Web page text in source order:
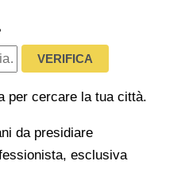
VERIFICA
per cercare la tua città.
da presidiare
esclusiva